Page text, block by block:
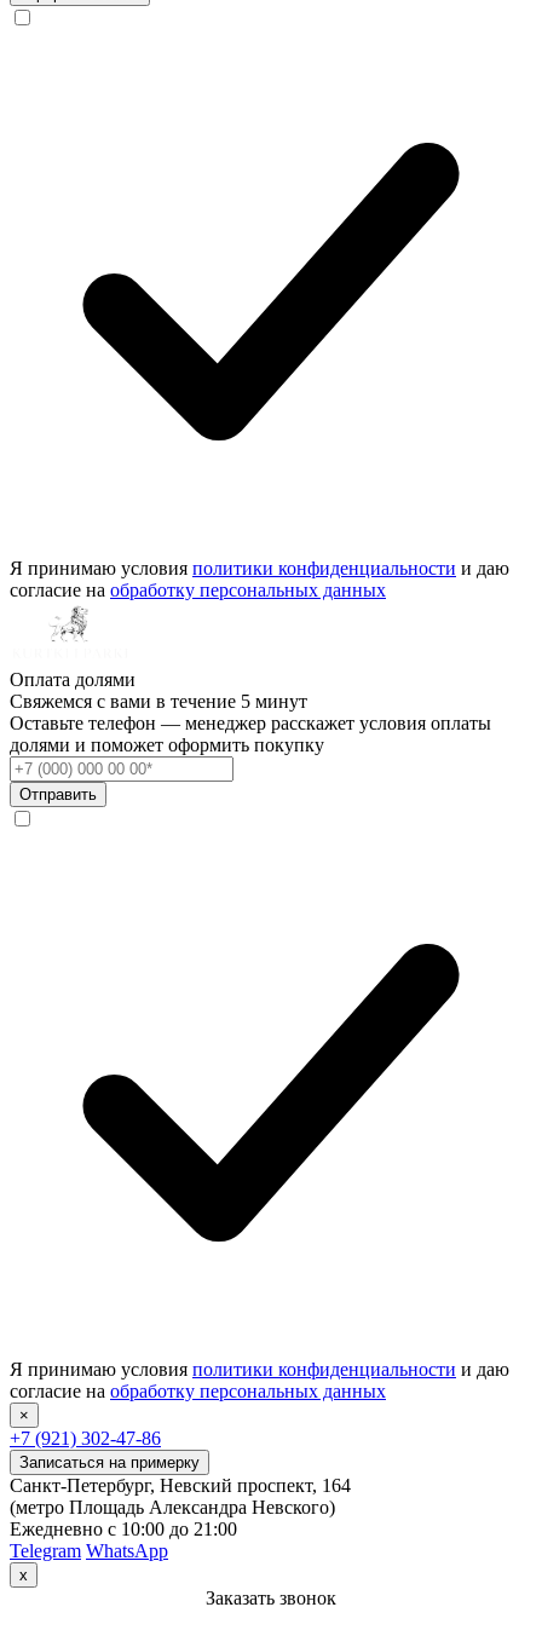
Я принимаю условия политики конфиденциальности и даю
согласие на обработку персональных данных
Оплата долями
Свяжемся с вами в течение 5 минут
Оставьте телефон — менеджер расскажет условия оплаты
долями и поможет оформить покупку
Я принимаю условия политики конфиденциальности и даю
согласие на обработку персональных данных
×
+7 (921) 302-47-86
Записаться на примерку
Санкт-Петербург, Невский проспект, 164
(метро Площадь Александра Невского)
Ежедневно с 10:00 до 21:00
Telegram WhatsApp
x
Заказать звонок